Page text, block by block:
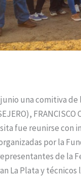
una comitiva de
FRANCISCO
fue reunirse con
por la
de la
La Plata y